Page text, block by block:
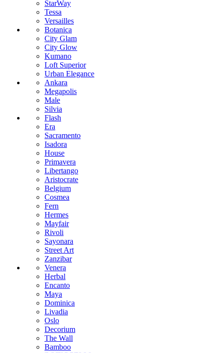
StarWay
Tessa
Versailles
Botanica
City Glam
City Glow
Kumano
Loft Superior
Urban Elegance
Ankara
Megapolis
Male
Silvia
Flash
Era
Sacramento
Isadora
House
Primavera
Libertango
Aristocrate
Belgium
Cosmea
Fern
Hermes
Mayfair
Rivoli
Sayonara
Street Art
Zanzibar
Venera
Herbal
Encanto
Maya
Dominica
Livadia
Oslo
Decorium
The Wall
Bamboo